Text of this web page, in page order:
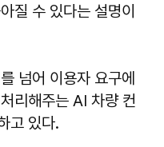
질 수 있다는 설명이
넘어 이용자 요구에
리해주는 AI 차량 컨
고 있다.